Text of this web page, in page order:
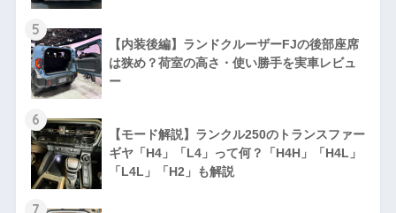
5
【内装後編】ランドクルーザーFJの後部座席
は狭め？荷室の高さ・使い勝手を実車レビュ
ー
6
【モード解説】ランクル250のトランスファー
ギヤ「H4」「L4」って何？「H4H」「H4L」
「L4L」「H2」も解説
7